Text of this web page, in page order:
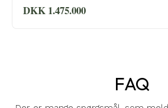
DKK 1.475.000
FAQ